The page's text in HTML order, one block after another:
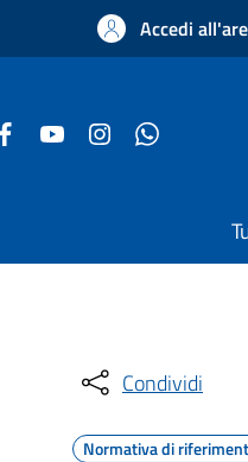
Accedi
Condividi
Normativa di